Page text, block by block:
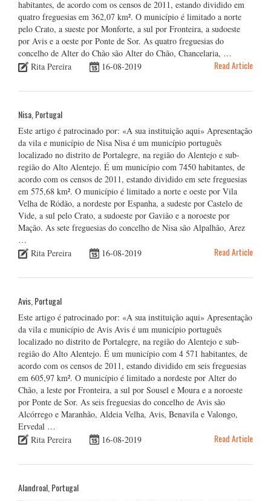
habitantes, de acordo com os censos de 2011, estando dividido em
quatro freguesias em 362,07 km². O município é limitado a norte
pelo Crato, a sueste por Monforte, a sul por Fronteira, a sudoeste
por Avis e a oeste por Ponte de Sor. As quatro freguesias do
concelho de Alter do Chão são Alter do Chão, Chancelaria, …
Rita Pereira
16-08-2019 Read Article
Nisa, Portugal
Este artigo é patrocinado por: «A sua instituição aqui» Apresentação
da vila e município de Nisa Nisa é um município português
localizado no distrito de Portalegre, na região do Alentejo e sub-
região do Alto Alentejo. É um município com 7450 habitantes, de
acordo com os censos de 2011, estando dividido em sete freguesias
em 575,68 km². O município é limitado a norte e oeste por Vila
Velha de Ródão, a nordeste por Espanha, a sudeste por Castelo de
Vide, a sul pelo Crato, a sudoeste por Gavião e a noroeste por
Mação. As sete freguesias do concelho de Nisa são Alpalhão, Arez
…
Rita Pereira
16-08-2019 Read Article
Avis, Portugal
Este artigo é patrocinado por: «A sua instituição aqui» Apresentação
da vila e município de Avis Avis é um município português
localizado no distrito de Portalegre, na região do Alentejo e sub-
região do Alto Alentejo. É um município com 4 571 habitantes, de
acordo com os censos de 2011, estando dividido em seis freguesias
em 605,97 km². O município é limitado a nordeste por Alter do
Chão, a leste por Fronteira, a sul por Sousel e Moura e a noroeste
por Ponte de Sor. As seis freguesias do concelho de Avis são
Alcórrego e Maranhão, Aldeia Velha, Avis, Benavila e Valongo,
Ervedal …
Rita Pereira
16-08-2019 Read Article
Alandroal, Portugal